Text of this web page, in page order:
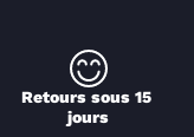
Retours sous 15
jours